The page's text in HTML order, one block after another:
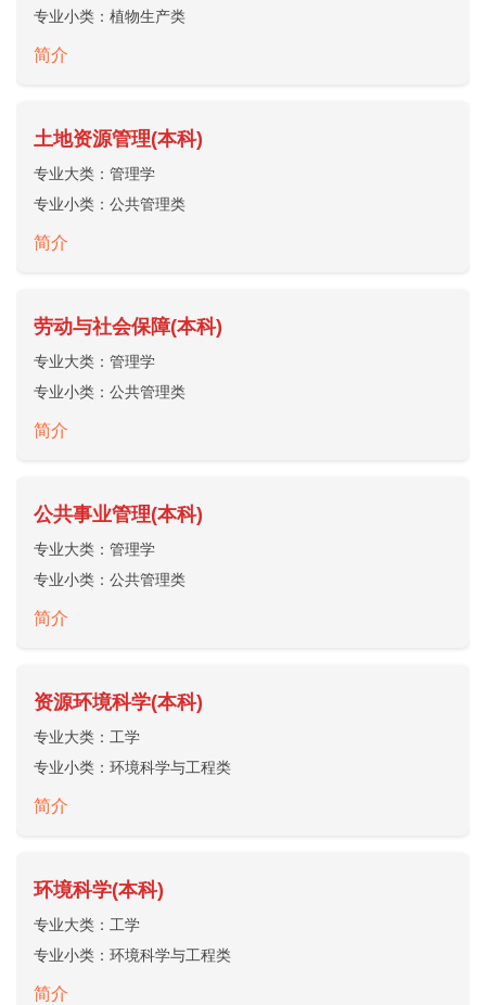
专业小类： 植物生产类
简介
土地资源管理(本科)
专业大类： 管理学
专业小类： 公共管理类
简介
劳动与社会保障(本科)
专业大类： 管理学
专业小类： 公共管理类
简介
公共事业管理(本科)
专业大类： 管理学
专业小类： 公共管理类
简介
资源环境科学(本科)
专业大类： 工学
专业小类： 环境科学与工程类
简介
环境科学(本科)
专业大类： 工学
专业小类： 环境科学与工程类
简介